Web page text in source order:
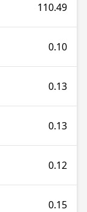
110.49
0.10
0.13
0.13
0.12
0.15